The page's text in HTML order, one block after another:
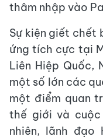
thâm nhập vào
Sự kiện giết chết
ứng tích cực tại
Liên Hiệp Quốc,
một số lớn các
một điểm quan
thế giới và cuộc
nhiên, lãnh đạo